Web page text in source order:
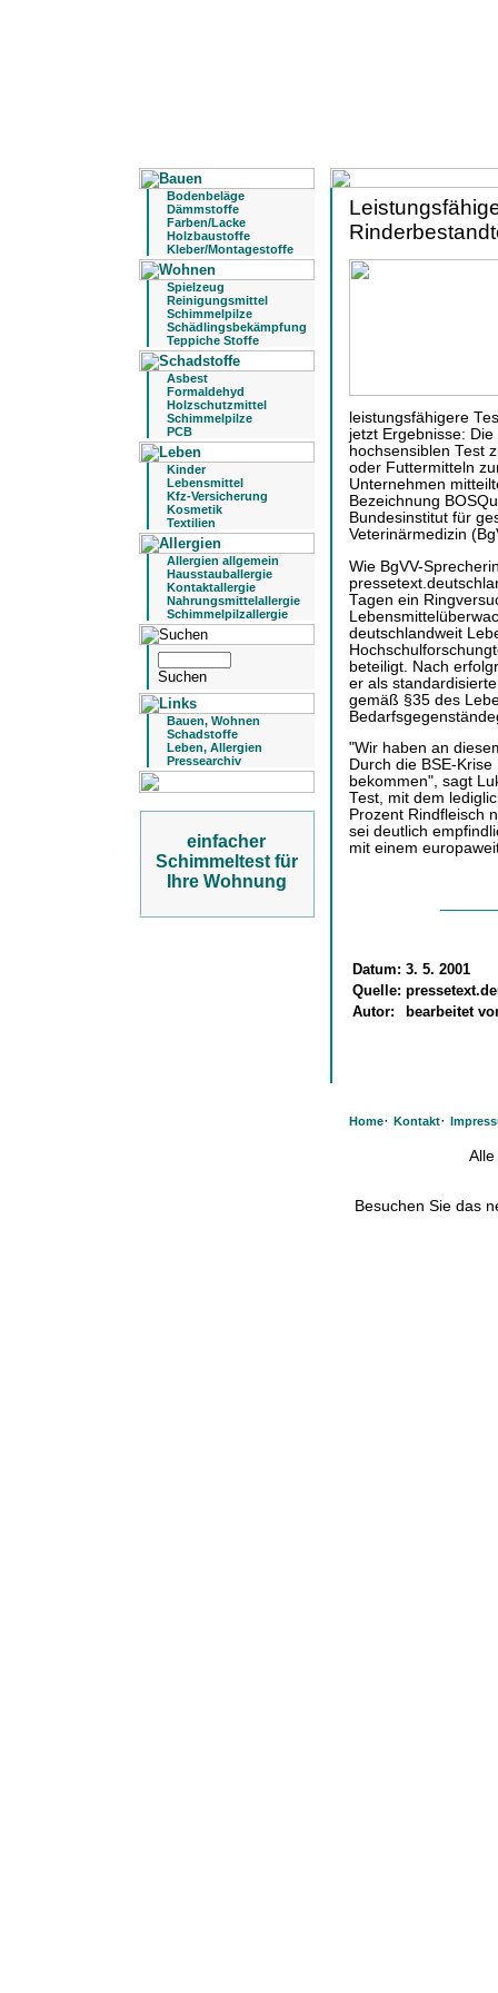
Bodenbeläge
Dämmstoffe
Farben/Lacke
Holzbaustoffe
Kleber/Montagestoffe
Spielzeug
Reinigungsmittel
Schimmelpilze
Schädlingsbekämpfung
Teppiche Stoffe
Asbest
Formaldehyd
Holzschutzmittel
Schimmelpilze
PCB
Kinder
Lebensmittel
Kfz-Versicherung
Kosmetik
Textilien
Allergien allgemein
Hausstauballergie
Kontaktallergie
Nahrungsmittelallergie
Schimmelpilzallergie
Bauen, Wohnen
Schadstoffe
Leben, Allergien
Pressearchiv
einfacher
Schimmeltest für
Ihre Wohnung
leistungsfähigere
jetzt Ergebnisse:
hochsensiblen Test
oder Futtermitteln
Unternehmen
Bezeichnung
Bundesinstitut für
Veterinärmedizin
Wie BgVV-
Tagen ein
deutschlandweit
beteiligt. Nach
er als
gemäß §35 des
"Wir haben an
Durch die BSE-
bekommen", sagt
Test, mit dem
Prozent Rindfleisch
sei deutlich
mit einem
Datum: 3. 5. 2001
Quelle:
Autor:
bearbeitet
Home· Kontakt·
Besuchen Sie das